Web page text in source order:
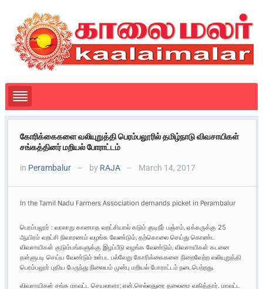
கோரிக்கைகளை வலியுறுத்தி பெரம்பலூரில் தமிழ்நாடு விவசாயிகள்
சங்கத்தினர் மறியல் போராட்டம்
in Perambalur — by RAJA — March 14, 2017
In the Tamil Nadu Farmers Association demands picket in Perambalur
பெரம்பலூர் : வரலாறு காணாத வறட்சியால் கடும் குடிநீர் பஞ்சம், ஏக்கருக்கு 25
ஆயிரம் வறட்சி நிவாரணம் வழங்க வேண்டும், தற்கொலை செய்து கொண்ட
விவசாயிகள் குடும்பங்களுக்கு இழப்பீடு வழங்க வேண்டும், விவசாயிகள் கடனை
தள்ளுபடி செய்ய வேண்டும் உள்பட பல்வேறு கோரிக்கைகளை நிறைவேற்ற வலியுறுத்தி
பெரம்பலூர் புதிய பேருந்து நிலையம் முன்பு மறியல் போராட்டம் நடைபெற்றது.
விவசாயிகள் சங்க மாவட்ட செயலாளா; என்.செல்லதுரை தலைமை வகித்தார். மாவட்ட